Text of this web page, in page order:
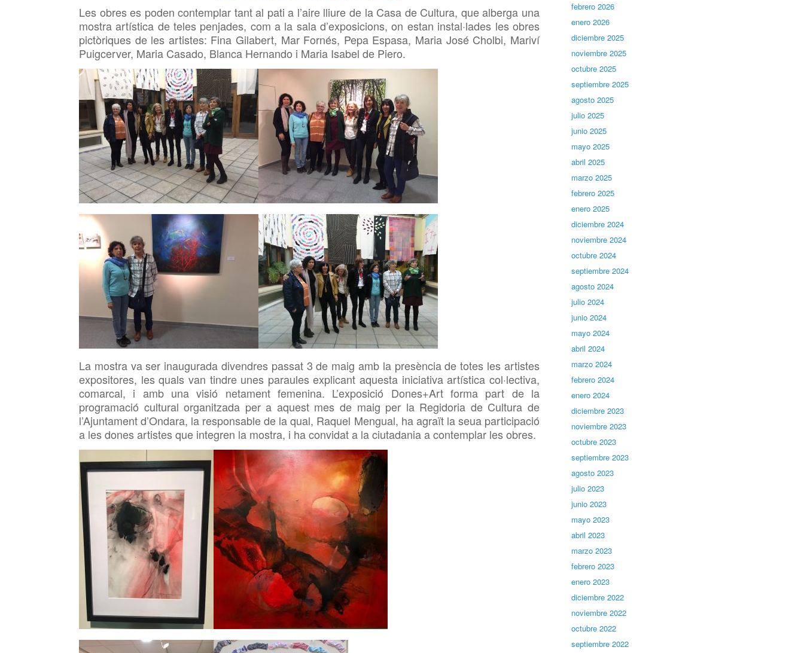
Les obres es poden contemplar tant al pati a l’aire lliure de la Casa de Cultura, que alberga una
mostra artística de teles penjades, com a la sala d’exposicions, on estan instal·lades les obres
pictòriques de les artistes: Fina Gilabert, Mar Fornés, Pepa Espasa, Maria José Cholbi, Mariví
Puigcerver, Maria Casado, Blanca Hernando i Maria Isabel de Piero.
La mostra va ser inaugurada divendres passat 3 de maig amb la presència de totes les artistes
expositores, les quals van tindre unes paraules explicant aquesta iniciativa artística col·lectiva,
comarcal, i amb una visió netament femenina. L’exposició Dones+Art forma part de la
programació cultural organitzada per a aquest mes de maig per la Regidoria de Cultura de
l’Ajuntament d’Ondara, la responsable de la qual, Raquel Mengual, ha agraït la seua participació
a les dones artistes que integren la mostra, i ha convidat a la ciutadania a contemplar les obres.
febrero 2026
enero 2026
diciembre 2025
noviembre 2025
octubre 2025
septiembre 2025
agosto 2025
julio 2025
junio 2025
mayo 2025
abril 2025
marzo 2025
febrero 2025
enero 2025
diciembre 2024
noviembre 2024
octubre 2024
septiembre 2024
agosto 2024
julio 2024
junio 2024
mayo 2024
abril 2024
marzo 2024
febrero 2024
enero 2024
diciembre 2023
noviembre 2023
octubre 2023
septiembre 2023
agosto 2023
julio 2023
junio 2023
mayo 2023
abril 2023
marzo 2023
febrero 2023
enero 2023
diciembre 2022
noviembre 2022
octubre 2022
septiembre 2022